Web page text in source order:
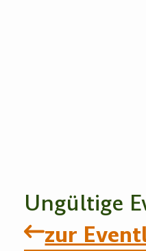
Ungültige
zur